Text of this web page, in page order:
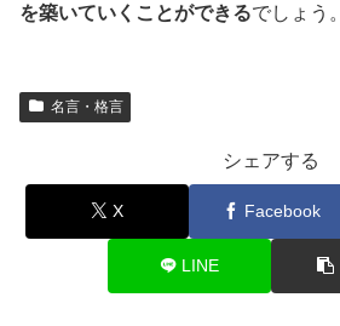
を築いていくことができるでしょう。
名言・格言
シェアする
X Facebook
LINE